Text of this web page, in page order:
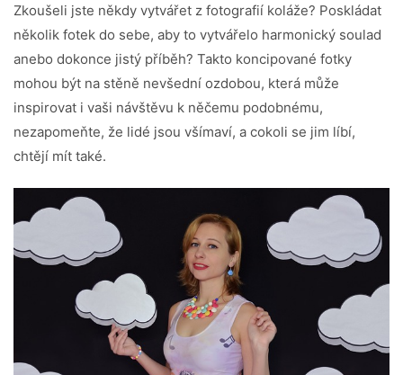
Zkoušeli jste někdy vytvářet z fotografií koláže? Poskládat
několik fotek do sebe, aby to vytvářelo harmonický soulad
anebo dokonce jistý příběh? Takto koncipované fotky
mohou být na stěně nevšední ozdobou, která může
inspirovat i vaši návštěvu k něčemu podobnému,
nezapomeňte, že lidé jsou všímaví, a cokoli se jim líbí,
chtějí mít také.